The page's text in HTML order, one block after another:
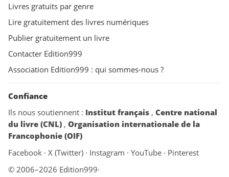
Livres gratuits par genre
Lire gratuitement des livres numériques
Publier gratuitement un livre
Contacter Edition999
Association Edition999 : qui sommes-nous ?
Confiance
Ils nous soutiennent : Institut français , Centre national
du livre (CNL) , Organisation internationale de la
Francophonie (OIF)
Facebook · X (Twitter) · Instagram · YouTube · Pinterest
© 2006–2026 Edition999·